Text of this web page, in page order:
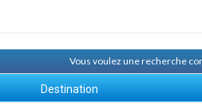
Vous voulez une recherche
Destination